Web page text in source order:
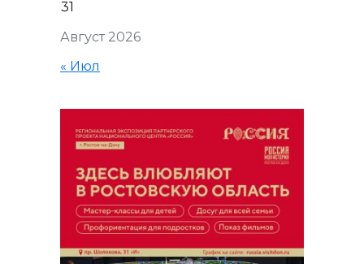
Август 2026
31
« Июл